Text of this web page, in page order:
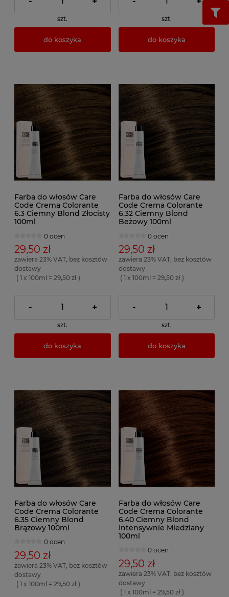
szt.
do koszyka
szt.
do koszyka
Farba do włosów Care
Code Crema Colorante
6.3 Ciemny Blond Złocisty
100ml
0 ocen
29,50 zł
zawiera 23% VAT, bez kosztów
dostawy
( 1 x 100ml = 29,50 zł )
- +
szt.
do koszyka
Farba do włosów Care
Code Crema Colorante
6.32 Ciemny Blond
Beżowy 100ml
0 ocen
29,50 zł
zawiera 23% VAT, bez kosztów
dostawy
( 1 x 100ml = 29,50 zł )
- +
szt.
do koszyka
Farba do włosów Care
Code Crema Colorante
6.35 Ciemny Blond
Brązowy 100ml
0 ocen
29,50 zł
zawiera 23% VAT, bez kosztów
dostawy
( 1 x 100ml = 29,50 zł )
Farba do włosów Care
Code Crema Colorante
6.40 Ciemny Blond
Intensywnie Miedziany
100ml
0 ocen
29,50 zł
zawiera 23% VAT, bez kosztów
dostawy
( 1 x 100ml = 29,50 zł )